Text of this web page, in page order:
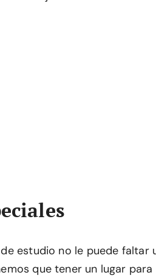
estudio no le puede faltar
que tener un lugar para